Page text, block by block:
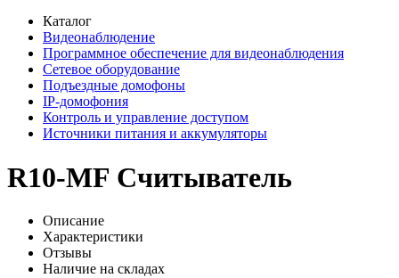
Каталог
Видеонаблюдение
Программное обеспечение для видеонаблюдения
Сетевое оборудование
Подъездные домофоны
IP-домофония
Контроль и управление доступом
Источники питания и аккумуляторы
R10-MF Считыватель
Описание
Характеристики
Отзывы
Наличие на складах